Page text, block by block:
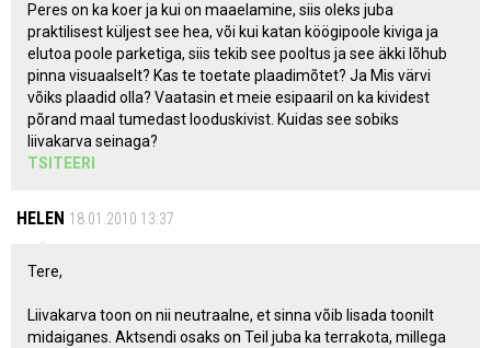
Peres on ka koer ja kui on maaelamine, siis oleks juba
praktilisest küljest see hea, või kui katan köögipoole kiviga ja
elutoa poole parketiga, siis tekib see pooltus ja see äkki lõhub
pinna visuaalselt? Kas te toetate plaadimõtet? Ja Mis värvi
võiks plaadid olla? Vaatasin et meie esipaaril on ka kividest
põrand maal tumedast looduskivist. Kuidas see sobiks
liivakarva seinaga?
TSITEERI
HELEN 18.01.2010 13:37
Tere,
Liivakarva toon on nii neutraalne, et sinna võib lisada toonilt
midaiganes. Aktsendi osaks on Teil juba ka terrakota, millega